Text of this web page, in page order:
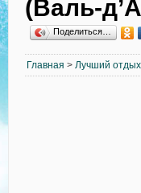
(Валь-
Поделиться…
Главная > Лучший отдых